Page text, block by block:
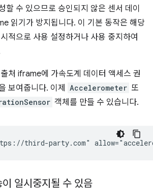
할 수 있으므로 승인되지 않은 센서 데이
읽기가 방지됩니다. 이 기본 동작은 해당
적으로 사용 설정하거나 사용 중지하여
처 iframe에 가속도계 데이터 액세스 권
보여줍니다. 이제
Accelerometer 또
객체를 만들 수 있습니다.
일시중지될 수 있음